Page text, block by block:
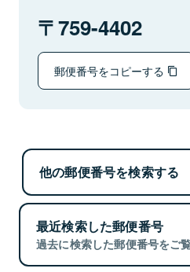
759-4402
郵便番号をコピーする
他の郵便番号を検索する
最近検索した郵便番号
過去に検索した郵便番号をご